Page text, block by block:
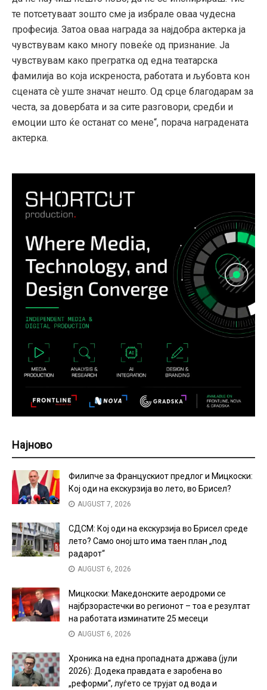
те потсетуваат зошто сме ја избрале оваа чудесна
професија. Затоа оваа награда за најдобра актерка ја
чувствувам како многу повеќе од признание. Ја
чувствувам како прегратка од една театарска
фамилија во која искреноста, работата и љубовта кон
сцената сè уште значат нешто. Од срце благодарам за
честа, за довербата и за сите разговори, средби и
емоции што ќе останат со мене“, порача наградената
актерка.
Најново
Филипче за Францускиот предлог и Мицкоски:
Кој оди на екскурзија во лето, во Брисел?
AUGUST 7, 2026
СДСМ: Кој оди на екскурзија во Брисел среде
лето? Само оној што има таен план „под
радарот“
AUGUST 6, 2026
Мицкоски: Македонските аеродроми се
најбрзорастечки во регионот – тоа е резултат
на работата изминатите 25 месеци
AUGUST 6, 2026
Хроника на една пропадната држава (јули
2026): Додека правдата е заробена во
„реформи“, луѓето се трујат од вода и